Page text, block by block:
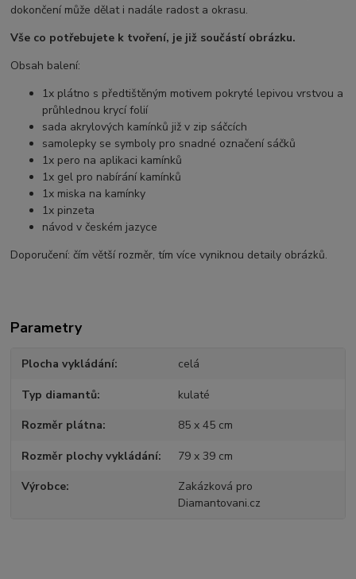
dokončení může dělat i nadále radost a okrasu.
Vše co potřebujete k tvoření, je již součástí obrázku.
Obsah balení:
1x plátno s předtištěným motivem pokryté lepivou vrstvou a
průhlednou krycí folií
sada akrylových kamínků již v zip sáčcích
samolepky se symboly pro snadné označení sáčků
1x pero na aplikaci kamínků
1x gel pro nabírání kamínků
1x miska na kamínky
1x pinzeta
návod v českém jazyce
Doporučení: čím větší rozměr, tím více vyniknou detaily obrázků.
Parametry
Plocha vykládání celá
Typ diamantů kulaté
Rozměr plátna 85 x 45 cm
Rozměr plochy vykládání 79 x 39 cm
Výrobce
Zakázková pro
Diamantovani.cz